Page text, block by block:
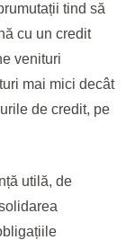
tind să
cu un credit
venituri
mai mici decât
de credit, pe
utilă, de